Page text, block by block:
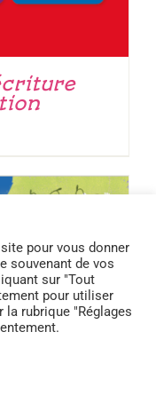
pour vous donner
souvenant de vos
sur "Tout
pour utiliser
rubrique "Réglages